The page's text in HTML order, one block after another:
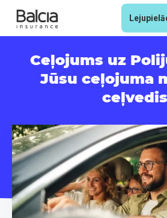
Ceļojums uz
Jūsu ceļojuma
ceļvedis